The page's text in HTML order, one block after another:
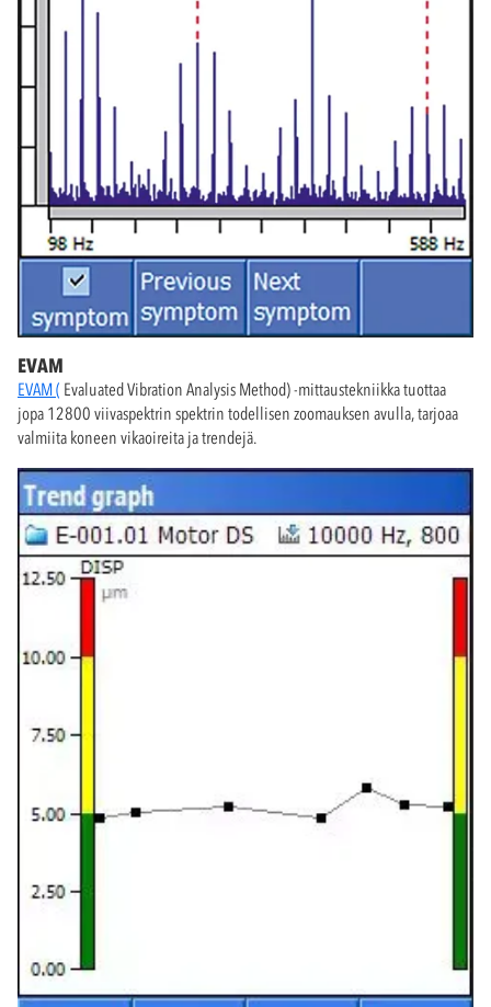
EVAM
EVAM ( Evaluated Vibration Analysis Method) -mittaustekniikka tuottaa
jopa 12800 viivaspektrin spektrin todellisen zoomauksen avulla, tarjoaa
valmiita koneen vikaoireita ja trendejä.